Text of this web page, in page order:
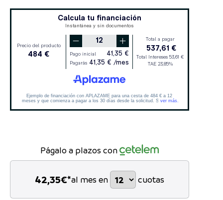
Págalo a plazos con
42,35€*al mes en cuotas